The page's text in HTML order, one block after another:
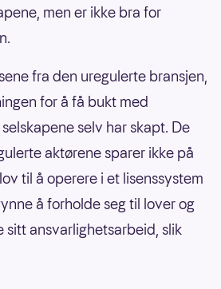
men er ikke bra for
fra den uregulerte bransjen,
for å få bukt med
selv har skapt. De
aktørene sparer ikke på
til å operere i et lisenssystem
å forholde seg til lover og
sitt ansvarlighetsarbeid, slik